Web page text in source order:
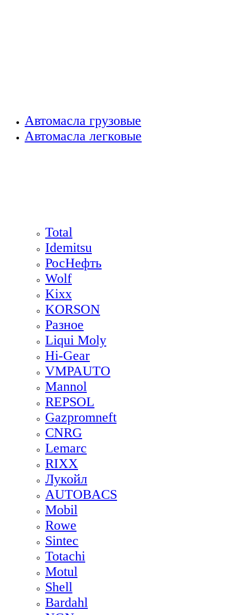
Автомасла грузовые
Автомасла легковые
Total
Idemitsu
РосНефть
Wolf
Kixx
KORSON
Разное
Liqui Moly
Hi-Gear
VMPAUTO
Mannol
REPSOL
Gazpromneft
CNRG
Lemarc
RIXX
Лукойл
AUTOBACS
Mobil
Rowe
Sintec
Totachi
Motul
Shell
Bardahl